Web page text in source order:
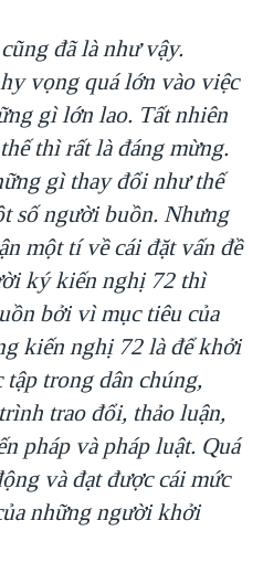
đã là như vậy.
vọng quá lớn vào việc
gì lớn lao. Tất nhiên
thì rất là đáng mừng.
gì thay đổi như thế
số người buồn. Nhưng
một tí về cái đặt vấn đề
ký kiến nghị 72 thì
bởi vì mục tiêu của
kiến nghị 72 là để khởi
trong dân chúng,
trao đổi, thảo luận,
pháp và pháp luật. Quá
và đạt được cái mức
những người khởi